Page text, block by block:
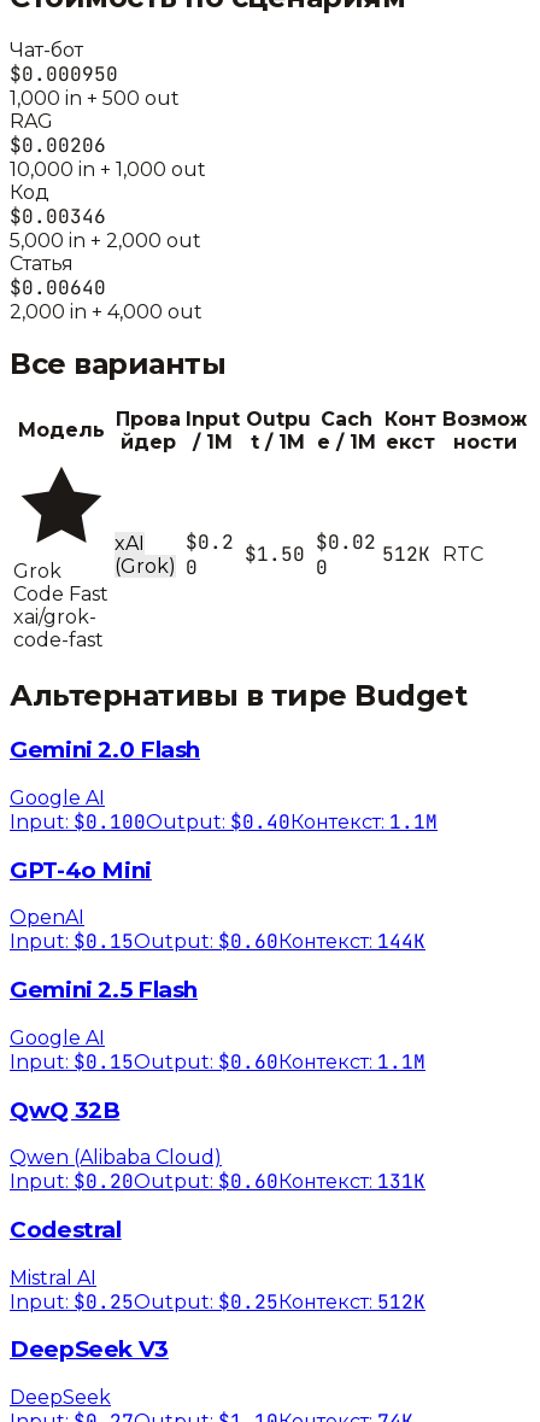
Чат-бот
$0.000950
1,000 in + 500 out
RAG
$0.00206
10,000 in + 1,000 out
Код
$0.00346
5,000 in + 2,000 out
Статья
$0.00640
2,000 in + 4,000 out
Все варианты
Модель
Прова
йдер
Input
/ 1M
Outpu
t / 1M
Cach
e / 1M
Конт
екст
Возмож
ности
Grok
Code Fast
xai/grok-
code-fast
xAI
(Grok)
$0.2
0
$1.50 $0.02
0
512K RTC
Альтернативы в тире Budget
Gemini 2.0 Flash
Google AI
Input: $0.100Output: $0.40Контекст: 1.1M
GPT-4o Mini
OpenAI
Input: $0.15Output: $0.60 Контекст: 144K
Gemini 2.5 Flash
Google AI
Input: $0.15Output: $0.60Контекст: 1.1M
QwQ 32B
Qwen (Alibaba Cloud)
Input: $0.20Output: $0.60 Контекст: 131K
Codestral
Mistral AI
Input: $0.25Output: $0.25Контекст: 512K
DeepSeek V3
DeepSeek